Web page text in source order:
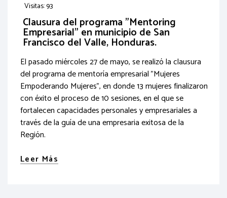
Visitas: 93
Clausura del programa "Mentoring
Empresarial" en municipio de San
Francisco del Valle, Honduras.
El pasado miércoles 27 de mayo, se realizó la clausura
del programa de mentoría empresarial "Mujeres
Empoderando Mujeres", en donde 13 mujeres finalizaron
con éxito el proceso de 10 sesiones, en el que se
fortalecen capacidades personales y empresariales a
través de la guía de una empresaria exitosa de la
Región.
Leer Más